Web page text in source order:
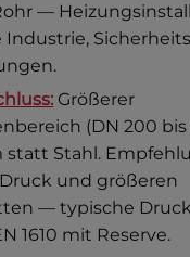
—
Industrie,
Größerer
(DN 200 bis
Stahl.
und größeren
— typische
1610 mit Reserve.